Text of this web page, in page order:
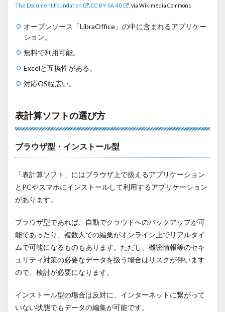
The Document Foundation ,CC BY-SA 4.0 , via Wikimedia Commons
オープンソース「LibraOffice」の中に含まれるアプリケー
ション。
無料で利用可能。
Excelと互換性がある。
対応OS幅広い。
表計算ソフトの選び方
ブラウザ型・インストール型
「表計算ソフト」にはブラウザ上で扱えるアプリケーション
とPCやスマホにインストールして利用するアプリケーション
があります。
ブラウザ型であれば、自動でクラウドへのバックアップが可
能であったり、複数人での編集がオンライン上でリアルタイ
ムで可能になるものもあります。ただし、機密情報等のセキ
ュリティ対策の必要なデータを扱う場合はリスクが伴います
ので、検討が必要になります。
インストール型の場合は反対に、インターネットに繋がって
いない状態でもデータの編集が可能です。